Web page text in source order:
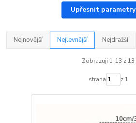
Upřesnit parametry
Nejnovější Nejlevnější Nejdražší
Zobrazuji 1-13 z 13
strana z 1